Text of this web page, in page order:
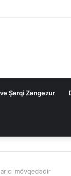
Şərqi Zəngəzur
mövqedədir